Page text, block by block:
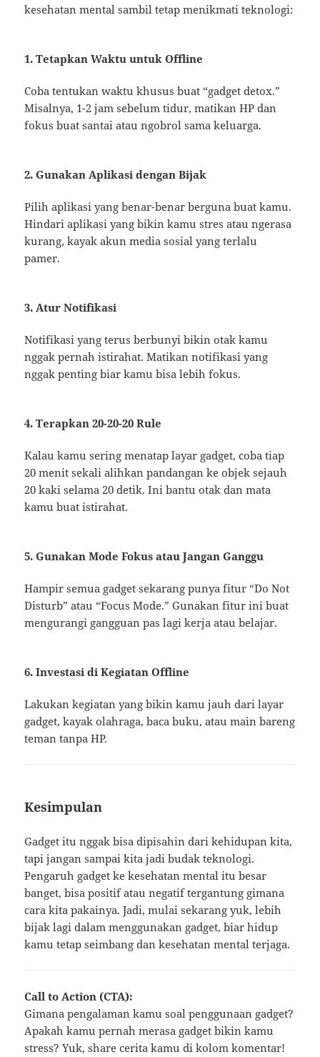
kesehatan mental sambil tetap menikmati teknologi:
1. Tetapkan Waktu untuk Offline
Coba tentukan waktu khusus buat “gadget detox.”
Misalnya, 1-2 jam sebelum tidur, matikan HP dan
fokus buat santai atau ngobrol sama keluarga.
2. Gunakan Aplikasi dengan Bijak
Pilih aplikasi yang benar-benar berguna buat kamu.
Hindari aplikasi yang bikin kamu stres atau ngerasa
kurang, kayak akun media sosial yang terlalu
pamer.
3. Atur Notifikasi
Notifikasi yang terus berbunyi bikin otak kamu
nggak pernah istirahat. Matikan notifikasi yang
nggak penting biar kamu bisa lebih fokus.
4. Terapkan 20-20-20 Rule
Kalau kamu sering menatap layar gadget, coba tiap
20 menit sekali alihkan pandangan ke objek sejauh
20 kaki selama 20 detik. Ini bantu otak dan mata
kamu buat istirahat.
5. Gunakan Mode Fokus atau Jangan Ganggu
Hampir semua gadget sekarang punya fitur “Do Not
Disturb” atau “Focus Mode.” Gunakan fitur ini buat
mengurangi gangguan pas lagi kerja atau belajar.
6. Investasi di Kegiatan Offline
Lakukan kegiatan yang bikin kamu jauh dari layar
gadget, kayak olahraga, baca buku, atau main bareng
teman tanpa HP.
Kesimpulan
Gadget itu nggak bisa dipisahin dari kehidupan kita,
tapi jangan sampai kita jadi budak teknologi.
Pengaruh gadget ke kesehatan mental itu besar
banget, bisa positif atau negatif tergantung gimana
cara kita pakainya. Jadi, mulai sekarang yuk, lebih
bijak lagi dalam menggunakan gadget, biar hidup
kamu tetap seimbang dan kesehatan mental terjaga.
Call to Action (CTA):
Gimana pengalaman kamu soal penggunaan gadget?
Apakah kamu pernah merasa gadget bikin kamu
stress? Yuk, share cerita kamu di kolom komentar!